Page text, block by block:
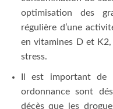
optimisation des
régulière d’une
en vitamines D et
stress.
Il est important de
ordonnance sont
décès que les